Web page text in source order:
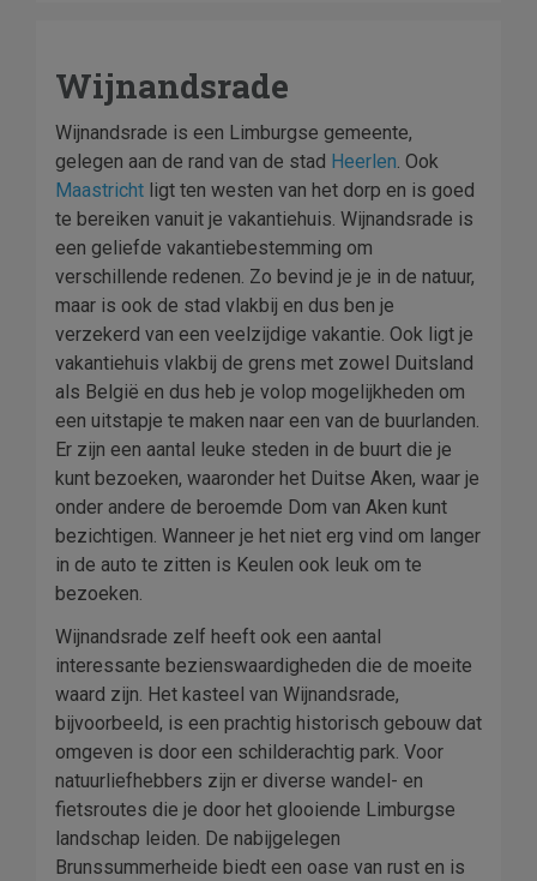
Wijnandsrade
Wijnandsrade is een Limburgse gemeente,
gelegen aan de rand van de stad Heerlen. Ook
Maastricht ligt ten westen van het dorp en is goed
te bereiken vanuit je vakantiehuis. Wijnandsrade is
een geliefde vakantiebestemming om
verschillende redenen. Zo bevind je je in de natuur,
maar is ook de stad vlakbij en dus ben je
verzekerd van een veelzijdige vakantie. Ook ligt je
vakantiehuis vlakbij de grens met zowel Duitsland
als België en dus heb je volop mogelijkheden om
een uitstapje te maken naar een van de buurlanden.
Er zijn een aantal leuke steden in de buurt die je
kunt bezoeken, waaronder het Duitse Aken, waar je
onder andere de beroemde Dom van Aken kunt
bezichtigen. Wanneer je het niet erg vind om langer
in de auto te zitten is Keulen ook leuk om te
bezoeken.
Wijnandsrade zelf heeft ook een aantal
interessante bezienswaardigheden die de moeite
waard zijn. Het kasteel van Wijnandsrade,
bijvoorbeeld, is een prachtig historisch gebouw dat
omgeven is door een schilderachtig park. Voor
natuurliefhebbers zijn er diverse wandel- en
fietsroutes die je door het glooiende Limburgse
landschap leiden. De nabijgelegen
Brunssummerheide biedt een oase van rust en is